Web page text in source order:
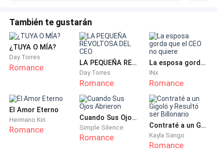
me alejo
- Tamara, no te haré daño, me llamo Sara - me dedica
una sonrisa cálida
- quiero irme de aquí - le digo en un susurro, y esta
- todas quieren irse, pero es imposible Tamara y si
sales, sales es, pero muerta - no puede ser, siento
como me llegan las ganas de llorar, y así lo hago,
También te gustarán
¿TUYA O MÍA?
Day Torres
Romance LA PEQUEÑA REVOLTOSA DEL CEO
Day Torres
Romance
La esposa gorda que el CEO no quiere
INx
Romance
El Amor Eterno
Hermano Kiri
Romance
Cuando Sus Ojos Abrieron
Simple Silence
Romance
Contraté a un Gigoló y Resultó ser Billonario
Kayla Sango
Romance